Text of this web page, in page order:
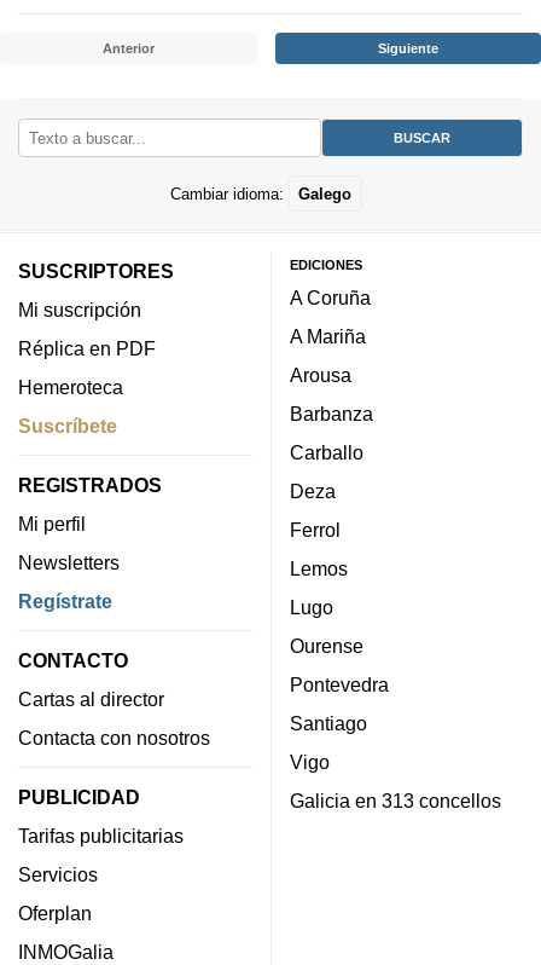
Anterior Siguiente
Cambiar idioma: Galego
SUSCRIPTORES
Mi suscripción
Réplica en PDF
Hemeroteca
Suscríbete
REGISTRADOS
Mi perfil
Newsletters
Regístrate
CONTACTO
Cartas al director
Contacta con nosotros
PUBLICIDAD
Tarifas publicitarias
Servicios
Oferplan
INMOGalia
EDICIONES
A Coruña
A Mariña
Arousa
Barbanza
Carballo
Deza
Ferrol
Lemos
Lugo
Ourense
Pontevedra
Santiago
Vigo
Galicia en 313 concellos